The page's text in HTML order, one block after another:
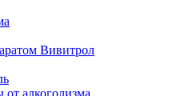
Вивитрол
алкоголизма